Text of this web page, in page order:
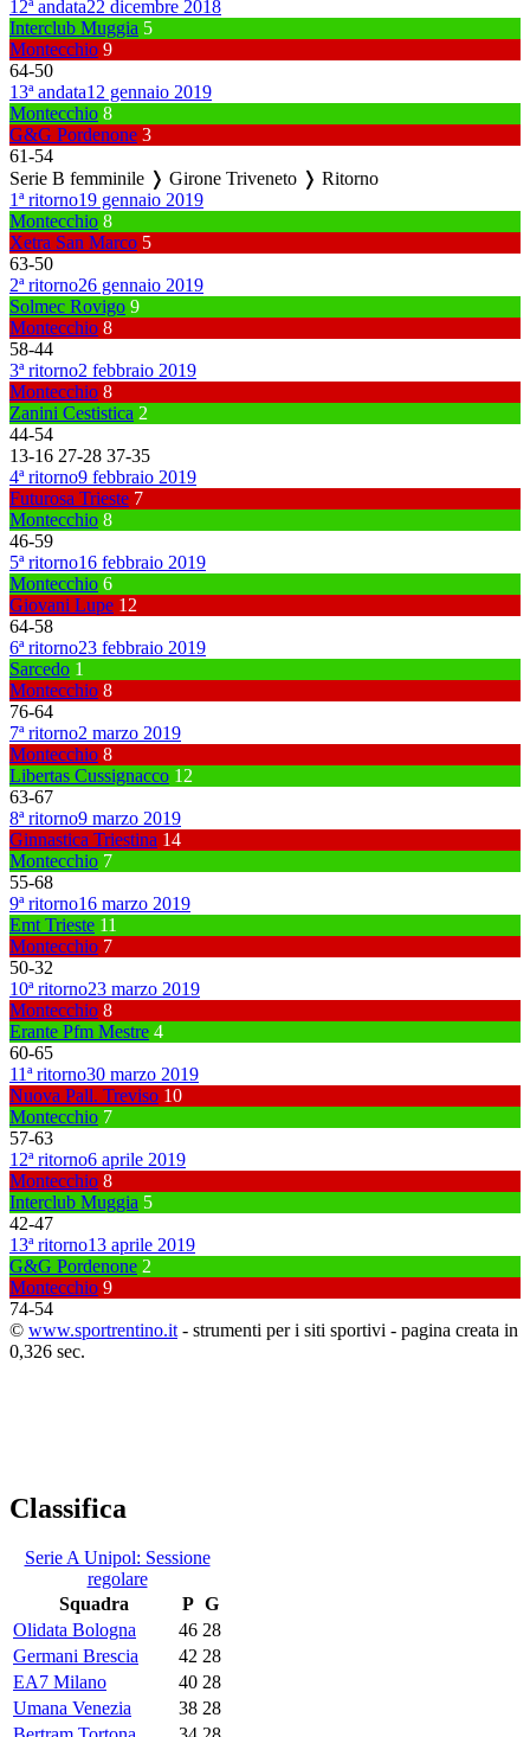
12ª andata22 dicembre 2018
Interclub Muggia 5
Montecchio 9
64-50
13ª andata12 gennaio 2019
Montecchio 8
G&G Pordenone 3
61-54
Serie B femminile ❭ Girone Triveneto ❭ Ritorno
1ª ritorno19 gennaio 2019
Montecchio 8
Xetra San Marco 5
63-50
2ª ritorno26 gennaio 2019
Solmec Rovigo 9
Montecchio 8
58-44
3ª ritorno2 febbraio 2019
Montecchio 8
Zanini Cestistica 2
44-54
13-16 27-28 37-35
4ª ritorno9 febbraio 2019
Futurosa Trieste 7
Montecchio 8
46-59
5ª ritorno16 febbraio 2019
Montecchio 6
Giovani Lupe 12
64-58
6ª ritorno23 febbraio 2019
Sarcedo 1
Montecchio 8
76-64
7ª ritorno2 marzo 2019
Montecchio 8
Libertas Cussignacco 12
63-67
8ª ritorno9 marzo 2019
Ginnastica Triestina 14
Montecchio 7
55-68
9ª ritorno16 marzo 2019
Emt Trieste 11
Montecchio 7
50-32
10ª ritorno23 marzo 2019
Montecchio 8
Erante Pfm Mestre 4
60-65
11ª ritorno30 marzo 2019
Nuova Pall. Treviso 10
Montecchio 7
57-63
12ª ritorno6 aprile 2019
Montecchio 8
Interclub Muggia 5
42-47
13ª ritorno13 aprile 2019
G&G Pordenone 2
Montecchio 9
74-54
© www.sportrentino.it - strumenti per i siti sportivi - pagina creata in
0,326 sec.
Classifica
Serie A Unipol: Sessione
regolare
Squadra
P G
Olidata Bologna
46 28
Germani Brescia
42 28
EA7 Milano
40 28
Umana Venezia
38 28